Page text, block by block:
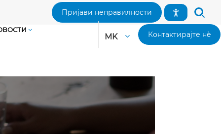
Пријави неправилности
MK Контактирајте нè